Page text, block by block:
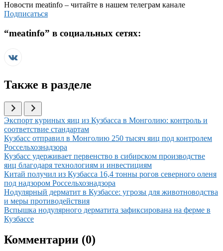
Новости meatinfo – читайте в нашем телеграм канале
Подписаться
“meatinfo” в социальных сетях:
Также в разделе
Иллюстрация новости
Экспорт куриных яиц из Кузбасса в Монголию: контроль и
соответствие стандартам
Иллюстрация новости
Кузбасс отправил в Монголию 250 тысяч яиц под контролем
Россельхознадзора
Иллюстрация новости
Кузбасс удерживает первенство в сибирском производстве
яиц благодаря технологиям и инвестициям
Иллюстрация новости
Китай получил из Кузбасса 16,4 тонны рогов северного оленя
под надзором Россельхознадзора
Иллюстрация новости
Нодулярный дерматит в Кузбассе: угрозы для животноводства
и меры противодействия
Иллюстрация новости
Вспышка нодулярного дерматита зафиксирована на ферме в
Кузбассе
Комментарии (0)